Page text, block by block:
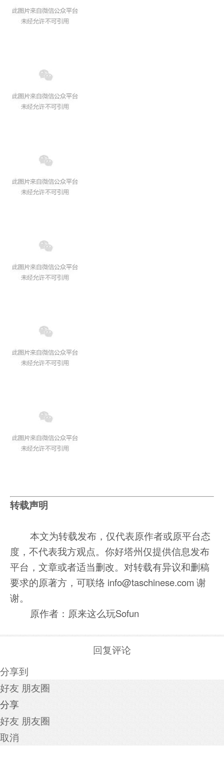
转载声明
本文为转载发布，仅代表原作者或原平台态
度，不代表我方观点。你好塔州仅提供信息发布
平台，文章或者适当删改。对转载有异议和删稿
要求的原著方，可联络 info@taschinese.com 谢
谢。
原作者：原来这么玩Sofun
回复评论
分享到
好友 朋友圈
分享
好友 朋友圈
取消